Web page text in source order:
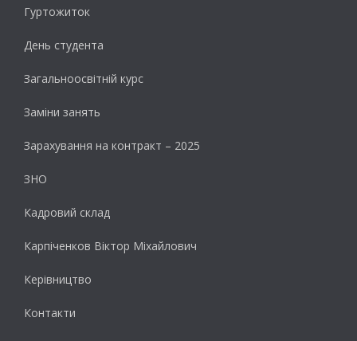
Гуртожиток
День студента
Загальноосвітній курс
Заміни занять
Зарахування на контракт – 2025
ЗНО
Кадровий склад
Карпіченков Віктор Міхайлович
Керівництво
Контакти